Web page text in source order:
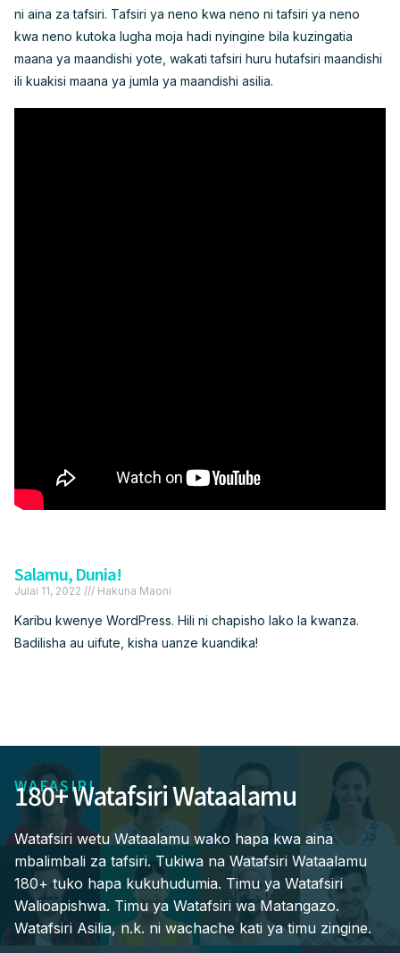
ni aina za tafsiri. Tafsiri ya neno kwa neno ni tafsiri ya neno
kwa neno kutoka lugha moja hadi nyingine bila kuzingatia
maana ya maandishi yote, wakati tafsiri huru hutafsiri maandishi
ili kuakisi maana ya jumla ya maandishi asilia.
Salamu, Dunia!
Julai 11, 2022 Hakuna Maoni
Karibu kwenye WordPress. Hili ni chapisho lako la kwanza.
Badilisha au uifute, kisha uanze kuandika!
WAFASIRI
180+ Watafsiri Wataalamu
Watafsiri wetu Wataalamu wako hapa kwa aina
mbalimbali za tafsiri. Tukiwa na Watafsiri Wataalamu
180+ tuko hapa kukuhudumia. Timu ya Watafsiri
Walioapishwa. Timu ya Watafsiri wa Matangazo.
Watafsiri Asilia, n.k. ni wachache kati ya timu zingine.